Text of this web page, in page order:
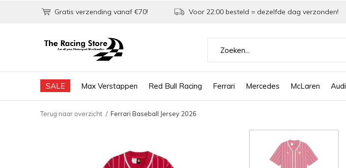
SALE Max Verstappen Red Bull Racing Ferrari Mercedes McLaren Audi
Gratis verzending vanaf €70! Voor 22:00 besteld = dezelfde dag verzonden!
Terug naar overzicht Ferrari Baseball Jersey 2026